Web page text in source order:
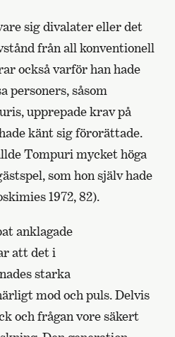
sig divalater eller det
från all konventionell
också varför han hade
personers, såsom
upprepade krav på
känt sig förorättade.
Tompuri mycket höga
som hon själv hade
1972, 82).
anklagade
att det i
starka
mod och puls. Delvis
och frågan vore säkert